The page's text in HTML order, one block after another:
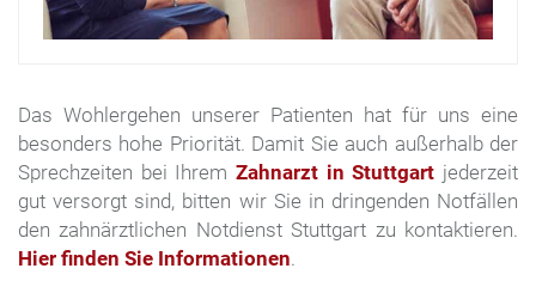
Das Wohlergehen unserer Patienten hat für uns eine
besonders hohe Priorität. Damit Sie auch außerhalb der
Sprechzeiten bei Ihrem Zahnarzt in Stuttgart jederzeit
gut versorgt sind, bitten wir Sie in dringenden Notfällen
den zahnärztlichen Notdienst Stuttgart zu kontaktieren.
Hier finden Sie Informationen.